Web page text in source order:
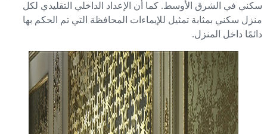
في الشرق الأوسط. كما أن الإعداد الداخلي التقليدي لكل
سكني بمثابة تمثيل للإيماءات المحافظة التي تم الحكم بها
داخل المنزل.